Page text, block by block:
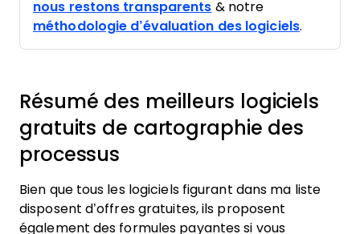
nous restons transparents & notre
méthodologie d’évaluation des logiciels.
Résumé des meilleurs logiciels
gratuits de cartographie des
processus
Bien que tous les logiciels figurant dans ma liste
disposent d’offres gratuites, ils proposent
également des formules payantes si vous